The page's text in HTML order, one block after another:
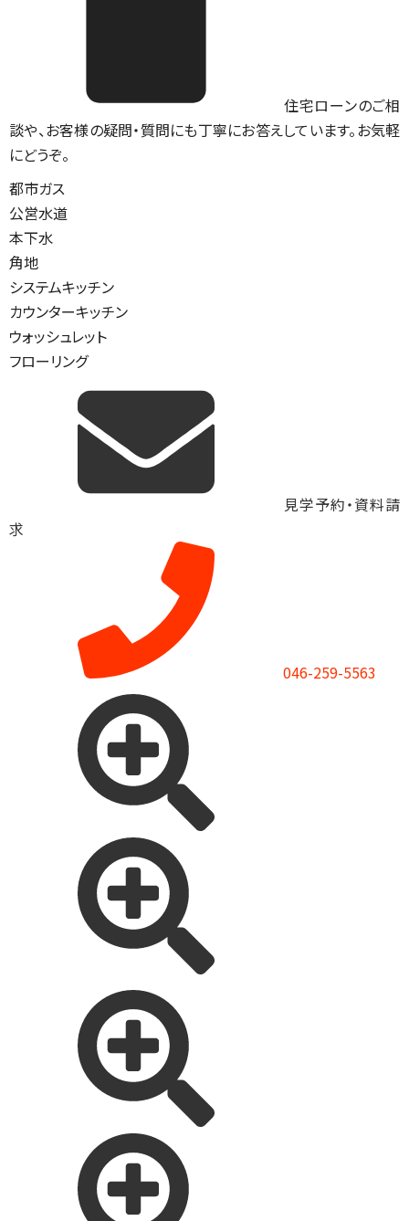
住宅ローンのご相
談や、お客様の疑問・質問にも丁寧にお答えしています。お気軽
にどうぞ。
都市ガス
公営水道
本下水
角地
システムキッチン
カウンターキッチン
ウォッシュレット
フローリング
見学予約・資料請
求
046-259-5563